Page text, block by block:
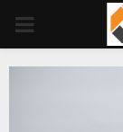
PRIMARY
MENU